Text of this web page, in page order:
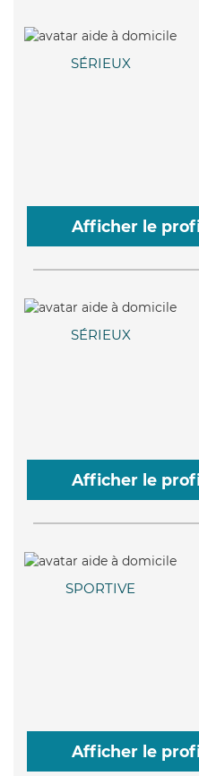
SÉRIEUX
Afficher le
SÉRIEUX
Afficher le
SPORTIVE
Afficher le